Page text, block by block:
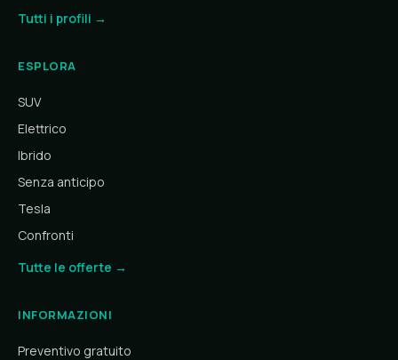
Tutti i profili →
ESPLORA
SUV
Elettrico
Ibrido
Senza anticipo
Tesla
Confronti
Tutte le offerte →
INFORMAZIONI
Preventivo gratuito